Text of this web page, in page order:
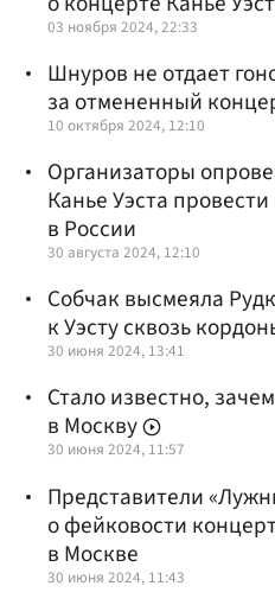
03 ноября 2024, 22:33
Шнуров не отдает
за отмененный
10 октября 2024, 12:10
Организаторы
Канье Уэста
в России
30 августа 2024, 12:10
Собчак высмеяла
к Уэсту сквозь
30 июня 2024, 13:41
Стало известно,
в Москву
30 июня 2024, 11:57
Представители
о фейковости
в Москве
30 июня 2024, 11:43